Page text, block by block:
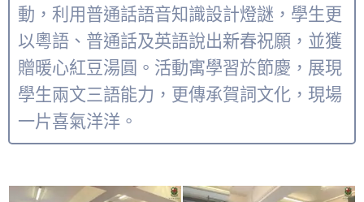
動，利用普通話語音知識設計燈謎，學生更
以粵語、普通話及英語說出新春祝願，並獲
贈暖心紅豆湯圓。活動寓學習於節慶，展現
學生兩文三語能力，更傳承賀詞文化，現場
一片喜氣洋洋。